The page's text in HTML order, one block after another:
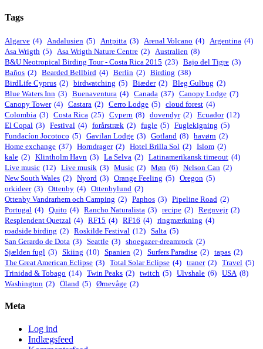
Tags
Algarve (4) Andalusien (5) Antpitta (3) Arenal Volcano (4) Argentina (4)
Asa Wrigth (5) Asa Wrigth Nature Centre (2) Australien (8)
B&U Neotropical Birding Tour - Costa Rica 2015 (23) Bajo del Tigre (3)
Baños (2) Bearded Bellbird (4) Berlin (2) Birding (38)
BirdLife Cyprus (2) birdwatching (5) Biæder (2) Bleg Gulbug (2)
Blue Waters Inn (3) Buenaventura (4) Canada (37) Canopy Lodge (7)
Canopy Tower (4) Castara (2) Cerro Lodge (5) cloud forest (4)
Colombia (3) Costa Rica (25) Cypern (8) dovendyr (2) Ecuador (12)
El Copal (3) Festival (4) forårstræk (2) fugle (5) Fuglekigning (5)
Fundacíon Jocotoco (5) Gavilan Lodge (3) Gotland (8) havørn (2)
Home exchange (37) Horndrager (2) Hotel Brilla Sol (2) Islom (2)
kale (2) Klintholm Havn (3) La Selva (2) Latinamerikansk timeout (4)
Live music (12) Live musik (3) Music (2) Møn (6) Nelson Can (2)
New South Wales (2) Nyord (3) Orange Feeling (5) Oregon (5)
orkideer (3) Ottenby (4) Ottenbylund (2)
Ottenby Vandrarhem och Camping (2) Paphos (3) Pipeline Road (2)
Portugal (4) Quito (4) Rancho Naturalista (3) recipe (2) Regnvejr (2)
Resplendent Quetzal (4) RF15 (4) RF16 (4) ringmærkning (4)
roadside birding (2) Roskilde Festival (12) Salta (5)
San Gerardo de Dota (3) Seattle (3) shoegazer-dreamrock (2)
Sjælden fugl (3) Skiing (10) Spanien (2) Surfers Paradise (2) tapas (2)
The Great American Eclipse (3) Total Solar Eclipse (4) traner (2) Travel (5)
Trinidad & Tobago (14) Twin Peaks (2) twitch (5) Ulvshale (6) USA (8)
Washington (2) Öland (5) Ørnevåge (2)
Meta
Log ind
Indlægsfeed